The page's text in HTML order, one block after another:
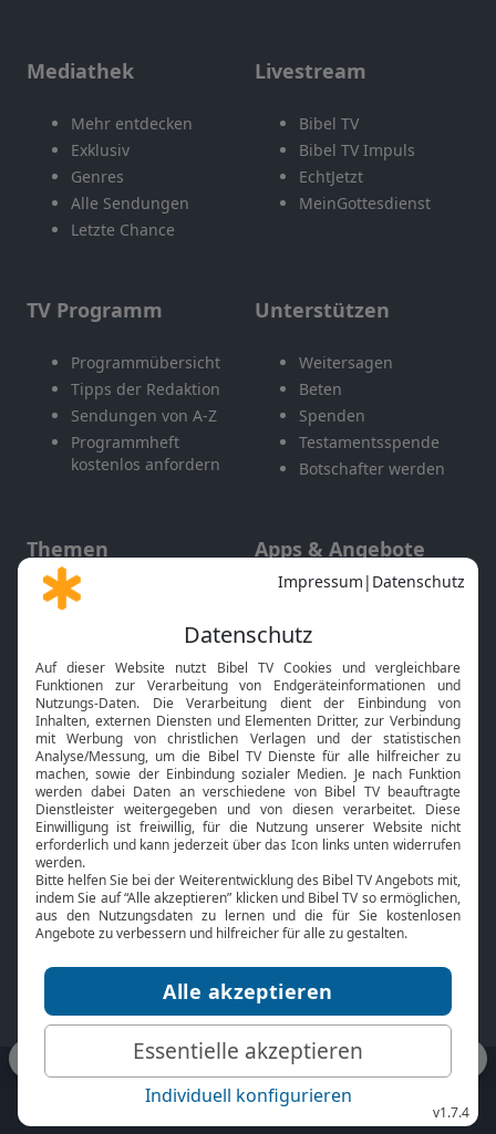
Mediathek
Mehr entdecken
Exklusiv
Genres
Alle Sendungen
Letzte Chance
Livestream
Bibel TV
Bibel TV Impuls
EchtJetzt
MeinGottesdienst
TV Programm
Programmübersicht
Tipps der Redaktion
Sendungen von A-Z
Programmheft
kostenlos anfordern
Unterstützen
Weitersagen
Beten
Spenden
Testamentsspende
Botschafter werden
Themen
Gott und Bibel erklärt
Neuigkeiten
Apps & Angebote
Mobile App
Smart TV
HbbTV
Bibelthek Online-Bibel
Nächster Gottesdienst
Bibel TV
Über uns
Jobs
Mediadaten
Service
Kontakt
TV-Empfang
bibeltv.de: Impressum
Datenschutz
Nutzungsbedingungen
Fakten Bibel TV App